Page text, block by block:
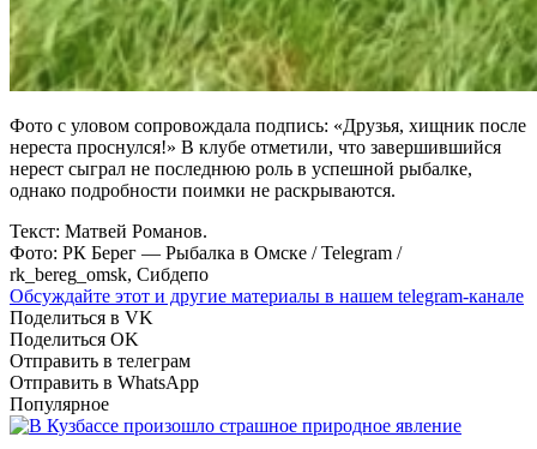
Фото с уловом сопровождала подпись: «Друзья, хищник после
нереста проснулся!» В клубе отметили, что завершившийся
нерест сыграл не последнюю роль в успешной рыбалке,
однако подробности поимки не раскрываются.
Текст: Матвей Романов.
Фото: РК Берег — Рыбалка в Омске / Telegram /
rk_bereg_omsk, Сибдепо
Обсуждайте этот и другие материалы в нашем telegram-канале
Поделиться в VK
Поделиться OK
Отправить в телеграм
Отправить в WhatsApp
Популярное